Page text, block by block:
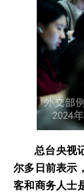
总台央视
尔多日前表示
客和商务人士